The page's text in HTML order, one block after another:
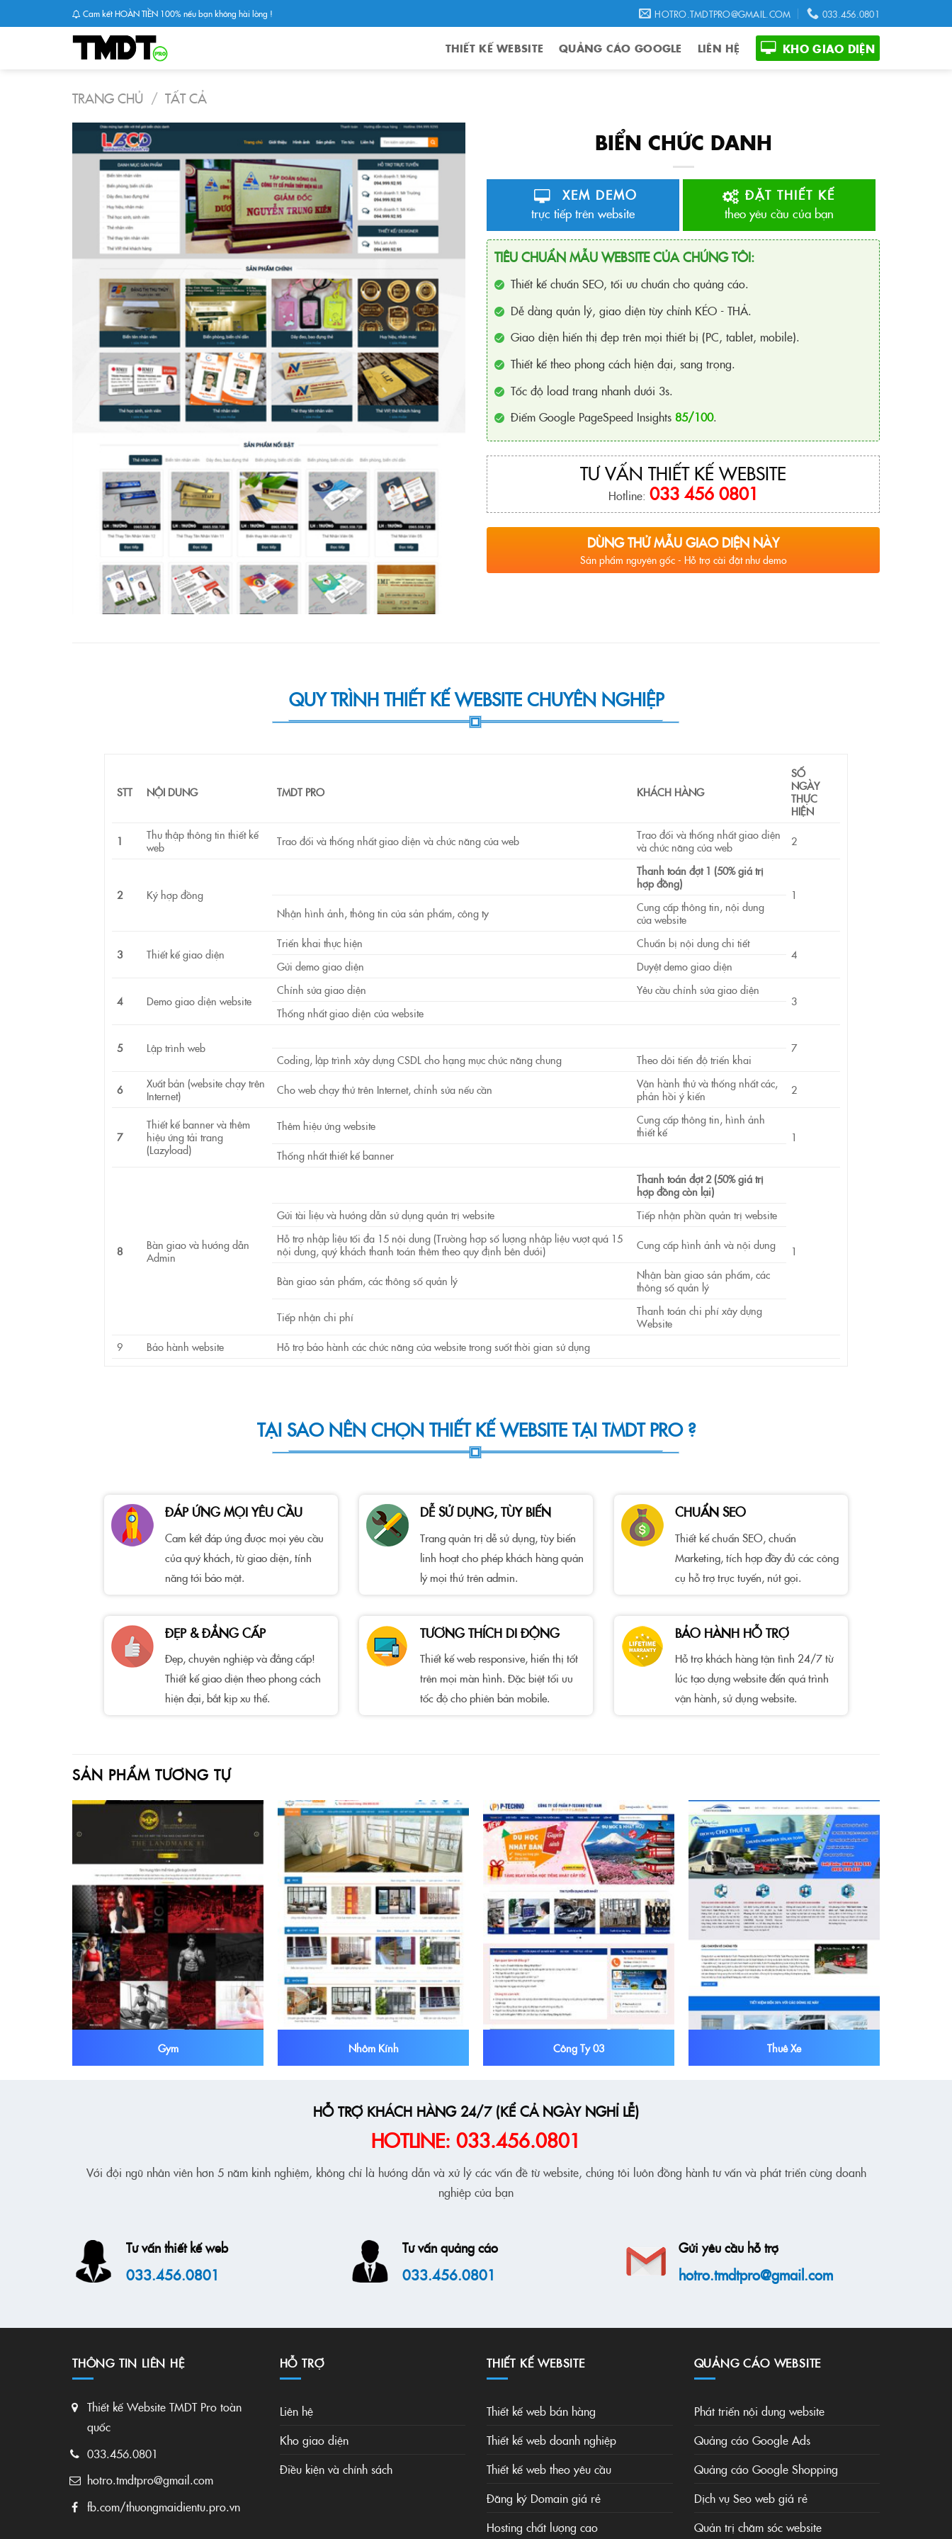
to
Cam kết HOÀN TIỀN 100% nếu bạn không hài lòng ! HOTRO.TMDTPRO@GMAIL.COM 033.456.0801
THIẾT KẾ WEBSITE QUẢNG CÁO GOOGLE LIÊN HỆ KHO GIAO DIỆN
TRANG CHỦ / TẤT CẢ
BIỂN CHỨC DANH
XEM DEMO
trực tiếp trên website
ĐẶT THIẾT KẾ
theo yêu cầu của bạn
TIÊU CHUẨN MẪU WEBSITE CỦA CHÚNG TÔI:
Thiết kế chuẩn SEO, tối ưu chuẩn cho quảng cáo.
Dễ dàng quản lý, giao diện tùy chỉnh KÉO - THẢ.
Giao diện hiển thị đẹp trên mọi thiết bị (PC, tablet, mobile).
Thiết kế theo phong cách hiện đại, sang trọng.
Tốc độ load trang nhanh dưới 3s.
Điểm Google PageSpeed Insights 85/100.
TƯ VẤN THIẾT KẾ WEBSITE
Hotline: 033 456 0801
DÙNG THỬ MẪU GIAO DIỆN NÀY
Sản phẩm nguyên gốc - Hỗ trợ cài đặt như demo
QUY TRÌNH THIẾT KẾ WEBSITE CHUYÊN NGHIỆP
STT NỘI DUNG TMDT PRO KHÁCH HÀNG
SỐ
NGÀY
THỰC
HIỆN
1
Thu thập thông tin thiết kế
web
Trao đổi và thống nhất giao diện và chức năng của web
Trao đổi và thống nhất giao diện
và chức năng của web
2
2 Ký hợp đồng
Thanh toán đợt 1(50% giá trị
hợp đồng)
1
Nhận hình ảnh, thông tin của sản phẩm, công ty
Cung cấp thông tin, nội dung
của website
3 Thiết kế giao diện
Triển khai thực hiện
Chuẩn bị nội dung chi tiết
4
Gửi demo giao diện
Duyệt demo giao diện
4 Demo giao diện website
Chỉnh sửa giao diện
Yêu cầu chỉnh sửa giao diện
3
Thống nhất giao diện của website
5 Lập trình web
7
Coding, lập trình xây dựng CSDL cho hạng mục chức năng chung
Theo dõi tiến độ triển khai
6
Xuất bản (website chạy trên
Internet)
Cho web chạy thử trên Internet, chỉnh sửa nếu cần
Vận hành thử và thống nhất các,
phản hồi ý kiến
2
7
Thiết kế banner và thêm
hiệu ứng tải trang
(Lazyload)
Thêm hiệu ứng website
Cung cấp thông tin, hình ảnh
thiết kế
1
Thống nhất thiết kế banner
8
Bàn giao và hướng dẫn
Admin
Thanh toán đợt 2 (50% giá trị
hợp đồng còn lại)
1
Gửi tài liệu và hướng dẫn sử dụng quản trị website
Tiếp nhận phần quản trị website
Hỗ trợ nhập liệu tối đa 15 nội dung (Trường hợp số lượng nhập liệu vượt quá 15
nội dung, quý khách thanh toán thêm theo quy định bên dưới)
Cung cấp hình ảnh và nội dung
Bàn giao sản phẩm, các thông số quản lý
Nhận bàn giao sản phẩm, các
thông số quản lý
Tiếp nhận chi phí
Thanh toán chi phí xây dựng
Website
9
Bảo hành website Hỗ trợ bảo hành các chức năng của website trong suốt thời gian sử dụng
TẠI SAO NÊN CHỌN THIẾT KẾ WEBSITE TẠI TMDT PRO ?
ĐÁP ỨNG MỌI YÊU CẦU
Cam kết đáp ứng được mọi yêu cầu
của quý khách, từ giao diện, tính
năng tới bảo mật.
DỄ SỬ DỤNG, TÙY BIẾN
Trang quản trị dễ sử dụng, tùy biến
linh hoạt cho phép khách hàng quản
lý mọi thứ trên admin.
CHUẨN SEO
Thiết kế chuẩn SEO, chuẩn
Marketing, tích hợp đầy đủ các công
cụ hỗ trợ trực tuyến, nút gọi.
ĐẸP & ĐẲNG CẤP
Đẹp, chuyên nghiệp và đẳng cấp!
Thiết kế giao diện theo phong cách
hiện đại, bắt kịp xu thế.
TƯƠNG THÍCH DI ĐỘNG
Thiết kế web responsive, hiển thị tốt
trên mọi màn hình. Đặc biệt tối ưu
tốc độ cho phiên bản mobile.
BẢO HÀNH HỖ TRỢ
Hỗ trợ khách hàng tận tình 24/7 từ
lúc tạo dựng website đến quá trình
vận hành, sử dụng website.
SẢN PHẨM TƯƠNG TỰ
Gym Nhôm Kính Công Ty 03 Thuê Xe
HỖ TRỢ KHÁCH HÀNG 24/7 (KỂ CẢ NGÀY NGHỈ LỄ)
HOTLINE: 033.456.0801
Với đội ngũ nhân viên hơn 5 năm kinh nghiệm, không chỉ là hướng dẫn và xử lý các vấn đề từ website, chúng tôi luôn đồng hành tư vấn và phát triển cùng doanh
nghiệp của bạn
Tư vấn thiết kế web
033.456.0801
Tư vấn quảng cáo
033.456.0801
Gửi yêu cầu hỗ trợ
hotro.tmdtpro@gmail.com
THÔNG TIN LIÊN HỆ
Thiết kế Website TMDT Pro toàn
quốc
033.456.0801
hotro.tmdtpro@gmail.com
fb.com/thuongmaidientu.pro.vn
HỖ TRỢ
Liên hệ
Kho giao diện
Điều kiện và chính sách
THIẾT KẾ WEBSITE
Thiết kế web bán hàng
Thiết kế web doanh nghiệp
Thiết kế web theo yêu cầu
Đăng ký Domain giá rẻ
Hosting chất lượng cao
QUẢNG CÁO WEBSITE
Phát triển nội dung website
Quảng cáo Google Ads
Quảng cáo Google Shopping
Dịch vụ Seo web giá rẻ
Quản trị chăm sóc website